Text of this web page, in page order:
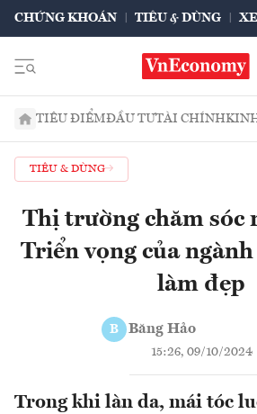
CHỨNG KHOÁN TIÊU & DÙNG XE
TIÊU ĐIỂMĐẦU TƯTÀI CHÍNH
TIÊU & DÙNG
Thị trường chăm sóc
Triển vọng của ngành
làm đẹp
B Băng Hảo
15:26, 09/10/2024
Trong khi làn da, mái tóc